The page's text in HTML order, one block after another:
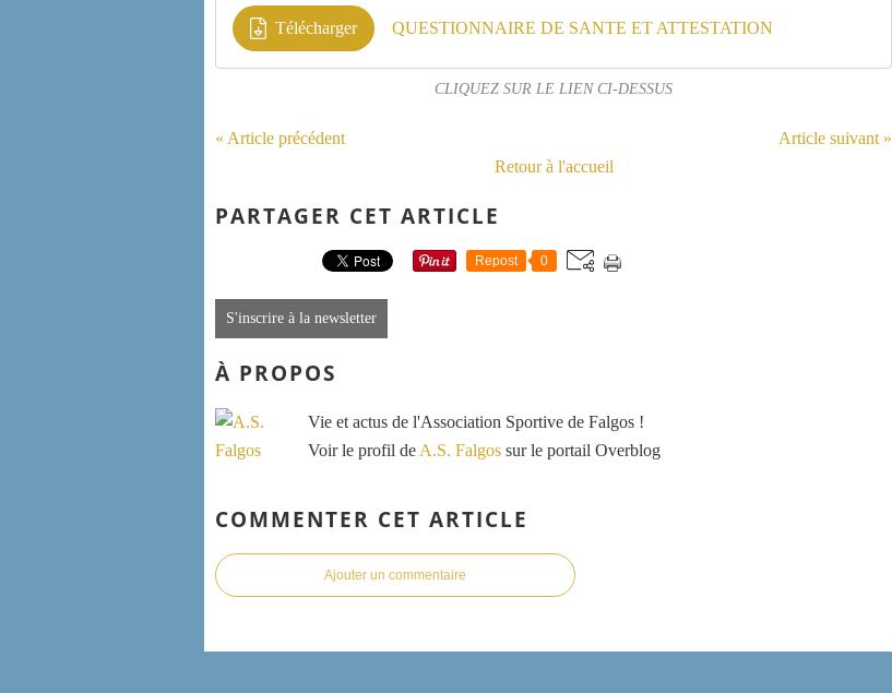
Télécharger QUESTIONNAIRE DE SANTE ET ATTESTATION
CLIQUEZ SUR LE LIEN CI-DESSUS
« Article précédent
Article suivant »
Retour à l'accueil
PARTAGER CET ARTICLE
Repost 0
S'inscrire à la newsletter
À PROPOS
Vie et actus de l'Association Sportive de Falgos !
Voir le profil de A.S. Falgos sur le portail Overblog
COMMENTER CET ARTICLE
Ajouter un commentaire